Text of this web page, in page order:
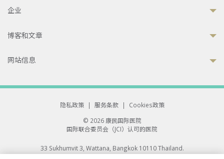
企业
博客和文章
网站信息
隐私政策 | 服务条款 |
Cookies政策
© 2026 康民国际医院
国际联合委员会（JCI）认可的医院
33 Sukhumvit 3, Wattana, Bangkok 10110 Thailand.
All rights reserved.